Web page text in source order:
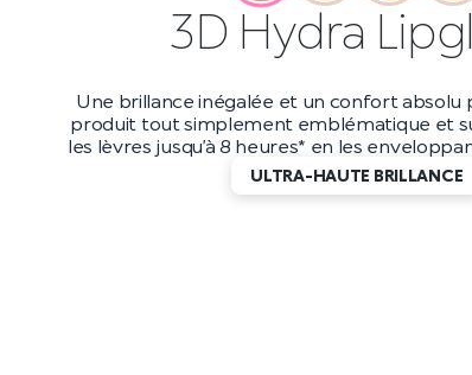
Maxi Mod
Boostez votre volume jusqu’à 200 %* avec
et longue tenue. Avec une tenue jusqu’à
applicateur petit et précis, vous
incroyablement longs qui durent
DES CILS EFFET WOW